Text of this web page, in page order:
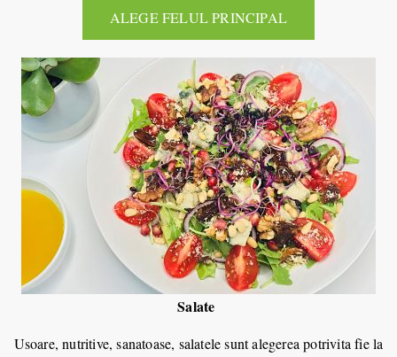
ALEGE FELUL PRINCIPAL
Salate
Usoare, nutritive, sanatoase, salatele sunt alegerea potrivita fie la